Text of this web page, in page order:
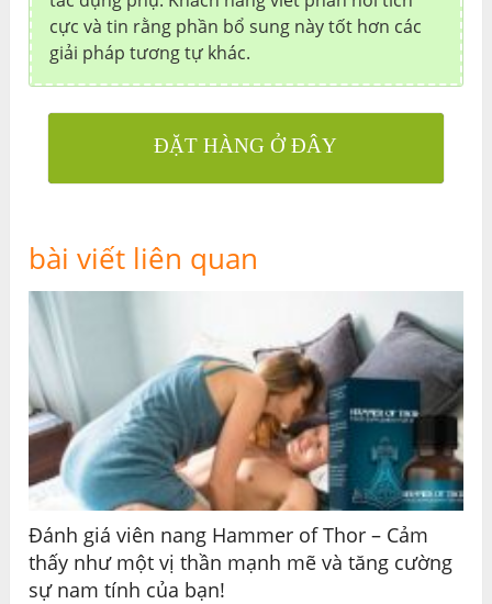
cực và tin rằng phần bổ sung này tốt hơn các
giải pháp tương tự khác.
ĐẶT HÀNG Ở ĐÂY
bài viết liên quan
Đánh giá viên nang Hammer of Thor – Cảm
thấy như một vị thần mạnh mẽ và tăng cường
sự nam tính của bạn!